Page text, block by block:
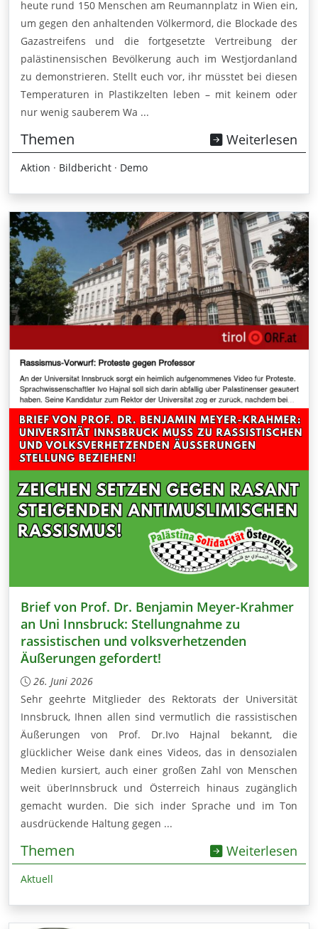
heute rund 150 Menschen am Reumannplatz in Wien ein,
um gegen den anhaltenden Völkermord, die Blockade des
Gazastreifens und die fortgesetzte Vertreibung der
palästinensischen Bevölkerung auch im Westjordanland
zu demonstrieren. Stellt euch vor, ihr müsstet bei diesen
Temperaturen in Plastikzelten leben – mit keinem oder
nur wenig sauberem Wa ...
Themen Weiterlesen
Aktion · Bildbericht · Demo
Brief von Prof. Dr. Benjamin Meyer-Krahmer
an Uni Innsbruck: Stellungnahme zu
rassistischen und volksverhetzenden
Äußerungen gefordert!
26. Juni 2026
Sehr geehrte Mitglieder des Rektorats der Universität
Innsbruck, Ihnen allen sind vermutlich die rassistischen
Äußerungen von Prof. Dr.Ivo Hajnal bekannt, die
glücklicher Weise dank eines Videos, das in densozialen
Medien kursiert, auch einer großen Zahl von Menschen
weit überInnsbruck und Österreich hinaus zugänglich
gemacht wurden. Die sich inder Sprache und im Ton
ausdrückende Haltung gegen ...
Themen Weiterlesen
Aktuell